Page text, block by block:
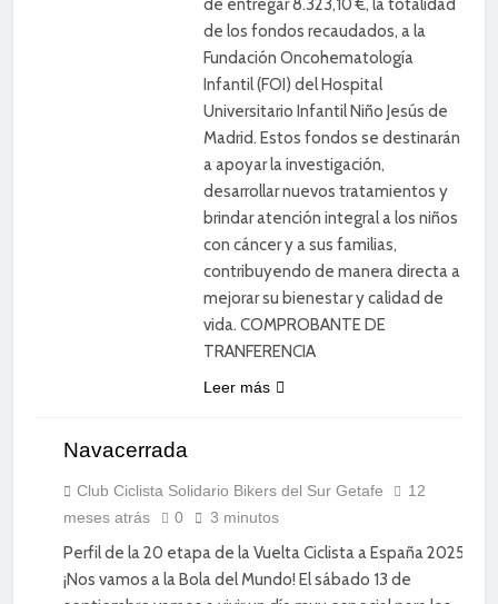
de entregar 8.323,10 €, la totalidad
de los fondos recaudados, a la
Fundación Oncohematología
Infantil (FOI) del Hospital
Universitario Infantil Niño Jesús de
Madrid. Estos fondos se destinarán
a apoyar la investigación,
desarrollar nuevos tratamientos y
brindar atención integral a los niños
con cáncer y a sus familias,
contribuyendo de manera directa a
mejorar su bienestar y calidad de
vida. COMPROBANTE DE
TRANFERENCIA
Leer más
CICLISMO
CARRETERA
DIVERSIÓN
Navacerrada
Club Ciclista Solidario Bikers del Sur Getafe
12
meses atrás
0 3 minutos
Perfil de la 20 etapa de la Vuelta Ciclista a España 2025
¡Nos vamos a la Bola del Mundo! El sábado 13 de